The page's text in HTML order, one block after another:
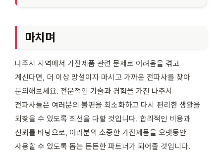
마치며
나주시 지역에서 가전제품 관련 문제로 어려움을 겪고
계신다면, 더 이상 망설이지 마시고 가까운 전파사를 찾아
문의해보세요. 전문적인 기술과 경험을 가진 나주시
전파사들은 여러분의 불편을 최소화하고 다시 편리한 생활을
되찾을 수 있도록 최선을 다할 것입니다. 합리적인 비용과
신뢰를 바탕으로, 여러분의 소중한 가전제품을 오랫동안
사용할 수 있도록 돕는 든든한 파트너가 되어줄 것입니다.